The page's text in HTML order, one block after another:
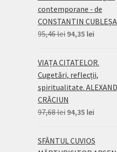
contemporane - de
CONSTANTIN
95,46lei Prețul
a
fost:
95,46 lei.
94,35 leiPrețul
este:
94,35
VIAȚA CITATELOR.
Cugetări, reflecții,
spiritualitate.
CRĂCIUN
97,68lei Prețul
a
fost:
94,35 leiPrețul
este:
94,35
SFÂNTUL CUVIOS